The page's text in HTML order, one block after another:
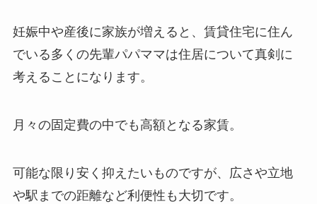
妊娠中や産後に家族が増えると、賃貸住宅に住ん
でいる多くの先輩パパママは住居について真剣に
考えることになります。
月々の固定費の中でも高額となる家賃。
可能な限り安く抑えたいものですが、広さや立地
や駅までの距離など利便性も大切です。